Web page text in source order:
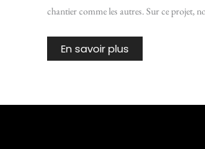
chantier comme les autres. Sur ce projet,
En savoir plus